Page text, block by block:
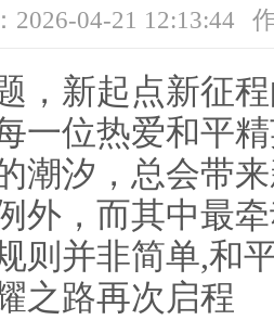
2026-04-21 12:13:44
，新起点新征
一位热爱和平
潮汐，总会带
外，而其中最
则并非简单,和
之路再次启程